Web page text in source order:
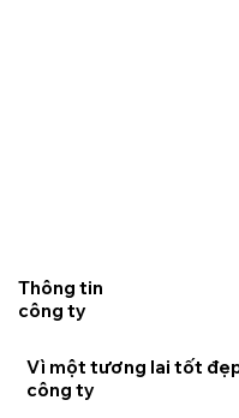
Thông tin
công ty
Vì một tương lai tốt
công ty